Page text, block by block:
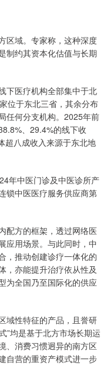
区域。专家称，这种深度
制约其资本化估值与长期
下医疗机构全部集中于北
位于东北三省，其余分布
任何分支机构。2025年前
、29.4%的线下收
超八成收入来源于东北地
年中医门诊及中医诊所产
锁中医医疗服务供应商第
配方的框架，透过网络医
应用场景。与此同时，中
，推动创建诊疗一体化的
，亦能提升治疗依从性及
为全国乃至国际化的供应
域性特征的产品，且誉研
”均是基于北方市场长期运
、消费习惯迥异的南方区
自营的重资产模式进一步